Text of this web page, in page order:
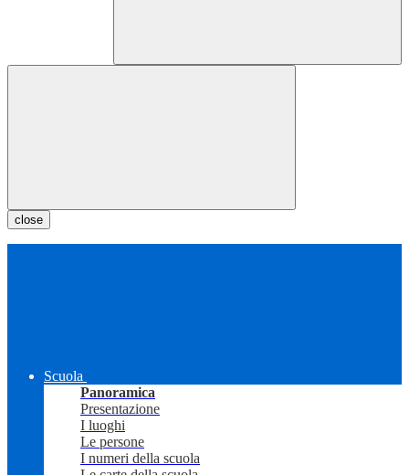
close
Scuola
Panoramica
Presentazione
I luoghi
Le persone
I numeri della scuola